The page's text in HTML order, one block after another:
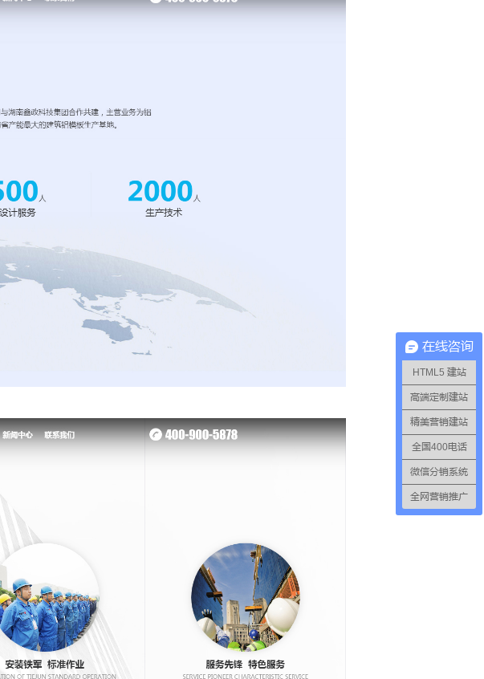
在线咨询
HTML5 建站
高端定制建站
精美营销建站
全国400电话
微信分销系统
全网营销推广